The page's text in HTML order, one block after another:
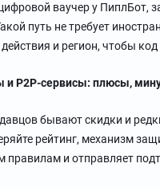
ваучер у ПиплБот,
путь не требует
и регион, чтобы
и P2P-сервисы: плюсы,
бывают скидки и
рейтинг, механизм
правилам и отправляет